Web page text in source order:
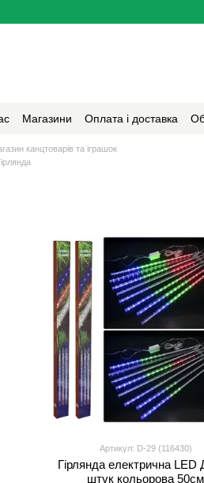
Магазини Оплата і доставка
канцтоварів та іграшок
Артикул: D-29 (116430)
Гірлянда електрична
штук кольорова 50см